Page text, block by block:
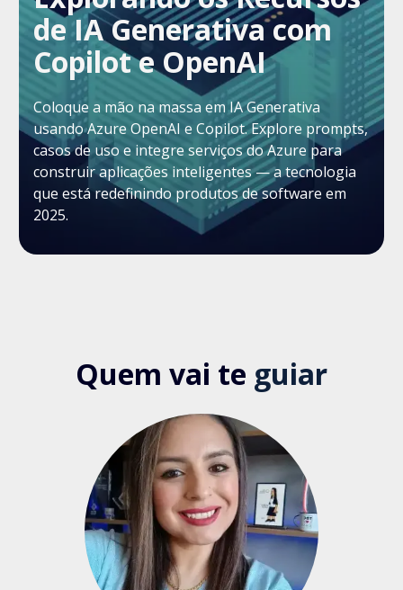
de IA Generativa com
Copilot e OpenAI
Coloque a mão na massa em IA Generativa
usando Azure OpenAI e Copilot. Explore prompts,
casos de uso e integre serviços do Azure para
construir aplicações inteligentes — a tecnologia
que está redefinindo produtos de software em
2025.
Quem vai te guiar